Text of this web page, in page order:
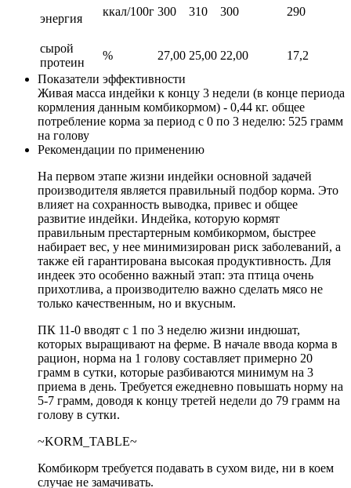
энергия
ккал/100г 300 310 300 290
сырой
протеин
% 27,00 25,00 22,00
17,2
Показатели эффективности
Живая масса индейки к концу 3 недели (в конце периода
кормления данным комбикормом) - 0,44 кг. общее
потребление корма за период с 0 по 3 неделю: 525 грамм
на голову
Рекомендации по применению
На первом этапе жизни индейки основной задачей
производителя является правильный подбор корма. Это
влияет на сохранность выводка, привес и общее
развитие индейки. Индейка, которую кормят
правильным престартерным комбикормом, быстрее
набирает вес, у нее минимизирован риск заболеваний, а
также ей гарантирована высокая продуктивность. Для
индеек это особенно важный этап: эта птица очень
прихотлива, а производителю важно сделать мясо не
только качественным, но и вкусным.
ПК 11-0 вводят с 1 по 3 неделю жизни индюшат,
которых выращивают на ферме. В начале ввода корма в
рацион, норма на 1 голову составляет примерно 20
грамм в сутки, которые разбиваются минимум на 3
приема в день. Требуется ежедневно повышать норму на
5-7 грамм, доводя к концу третей недели до 79 грамм на
голову в сутки.
~KORM_TABLE~
Комбикорм требуется подавать в сухом виде, ни в коем
случае не замачивать.